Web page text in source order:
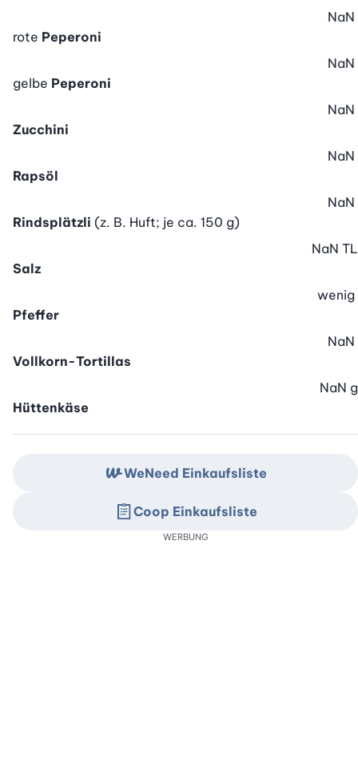
rote Peperoni
NaN
gelbe Peperoni
NaN
Zucchini
NaN
Rapsöl
NaN
Rindsplätzli (z. B. Huft; je ca. 150 g)
NaN
Salz
NaN TL
Pfeffer
wenig
Vollkorn-Tortillas
NaN
Hüttenkäse
NaN g
WeNeed Einkaufsliste
Coop Einkaufsliste
WERBUNG